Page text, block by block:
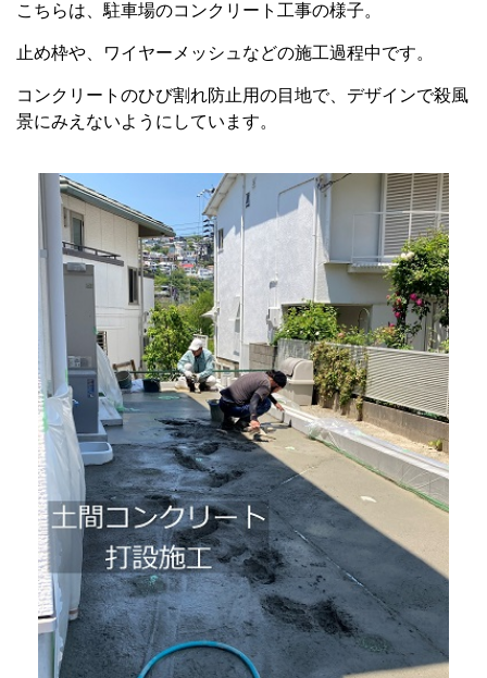
こちらは、駐車場のコンクリート工事の様子。
止め枠や、ワイヤーメッシュなどの施工過程中です。
コンクリートのひび割れ防止用の目地で、デザインで殺風
景にみえないようにしています。